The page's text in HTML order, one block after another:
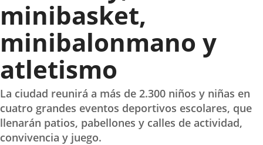
minibasket,
minibalonmano y
atletismo
La ciudad reunirá a más de 2.300 niños y niñas en
cuatro grandes eventos deportivos escolares, que
llenarán patios, pabellones y calles de actividad,
convivencia y juego.